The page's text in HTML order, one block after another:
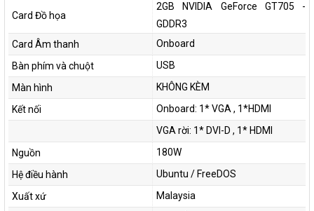
Card Đồ họa
2GB NVIDIA GeForce GT705 -
GDDR3
Card Âm thanh
Onboard
Bàn phím và chuột
USB
Màn hình
KHÔNG KÈM
Kết nối
Onboard: 1* VGA , 1*HDMI
VGA rời: 1* DVI-D , 1* HDMI
Nguồn
180W
Hệ điều hành
Ubuntu / FreeDOS
Xuất xứ
Malaysia